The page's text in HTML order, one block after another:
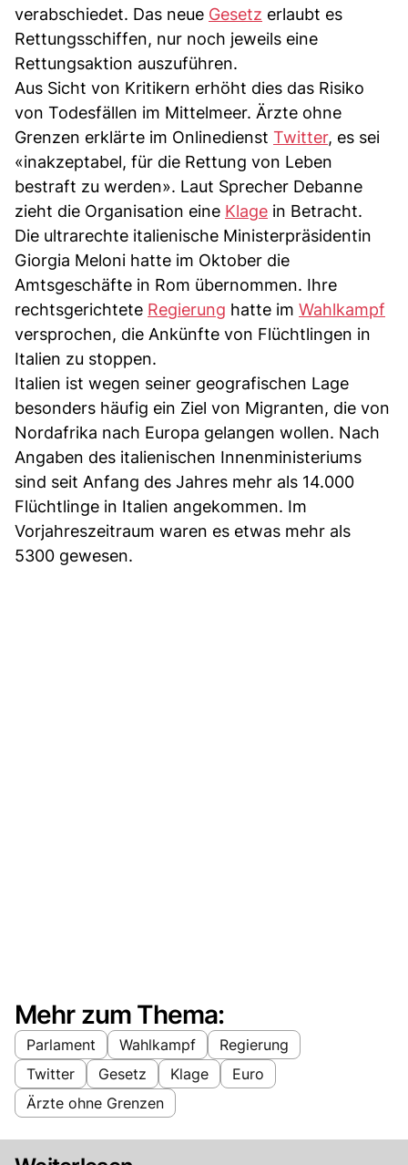
verabschiedet. Das neue Gesetz erlaubt es
Rettungsschiffen, nur noch jeweils eine
Rettungsaktion auszuführen.
Aus Sicht von Kritikern erhöht dies das Risiko
von Todesfällen im Mittelmeer. Ärzte ohne
Grenzen erklärte im Onlinedienst Twitter, es sei
«inakzeptabel, für die Rettung von Leben
bestraft zu werden». Laut Sprecher Debanne
zieht die Organisation eine Klage in Betracht.
Die ultrarechte italienische Ministerpräsidentin
Giorgia Meloni hatte im Oktober die
Amtsgeschäfte in Rom übernommen. Ihre
rechtsgerichtete Regierung hatte im Wahlkampf
versprochen, die Ankünfte von Flüchtlingen in
Italien zu stoppen.
Italien ist wegen seiner geografischen Lage
besonders häufig ein Ziel von Migranten, die von
Nordafrika nach Europa gelangen wollen. Nach
Angaben des italienischen Innenministeriums
sind seit Anfang des Jahres mehr als 14.000
Flüchtlinge in Italien angekommen. Im
Vorjahreszeitraum waren es etwas mehr als
5300 gewesen.
Mehr zum Thema:
Parlament Wahlkampf
Regierung
Twitter
Gesetz Klage
Euro
Ärzte ohne Grenzen